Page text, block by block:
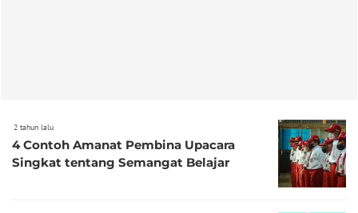
2 tahun lalu
4 Contoh Amanat Pembina Upacara
Singkat tentang Semangat Belajar